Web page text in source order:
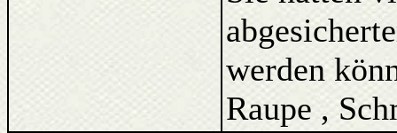
werden
Raupe ,